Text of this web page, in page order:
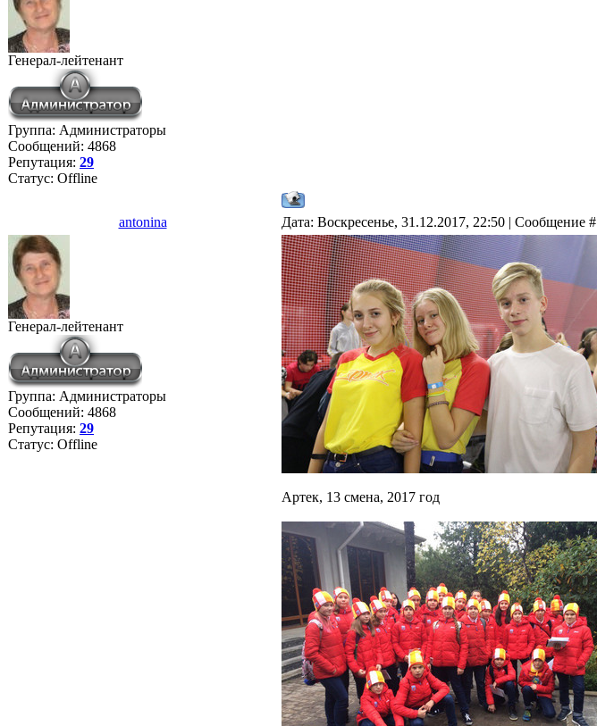
Генерал-лейтенант
Группа: Администраторы
Сообщений: 4868
Репутация: 29
Статус: Offline
antonina Дата: Воскресенье, 31.12.2017, 22:50 | Сообщение #
Генерал-лейтенант
Группа: Администраторы
Сообщений: 4868
Репутация: 29
Статус: Offline
Артек, 13 смена, 2017 год